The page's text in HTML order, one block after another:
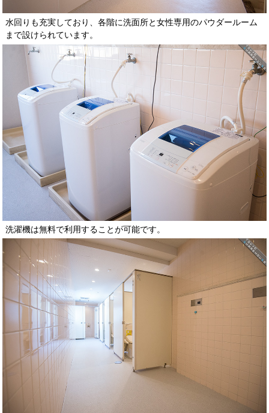
水回りも充実しており、各階に洗面所と女性専用のパウダールーム
まで設けられています。
洗濯機は無料で利用することが可能です。